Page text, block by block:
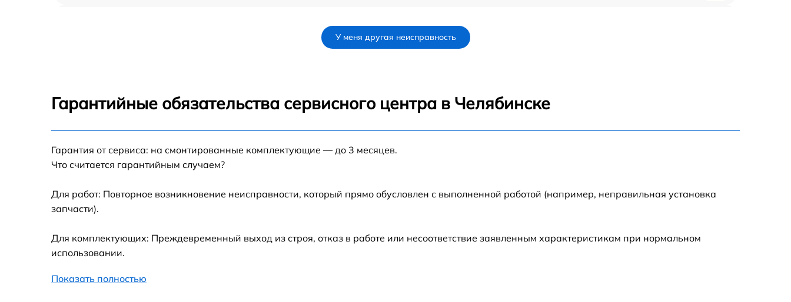
Замена сенсора Indesit THP 642 IX/I EE от 60 мин
У меня другая неисправность
Гарантийные обязательства сервисного центра в Челябинске
Гарантия от сервиса: на смонтированные комплектующие — до 3 месяцев.
Что считается гарантийным случаем?
Для работ: Повторное возникновение неисправности, который прямо обусловлен с выполненной работой (например, неправильная установка
запчасти).
Для комплектующих: Преждевременный выход из строя, отказ в работе или несоответствие заявленным характеристикам при нормальном
использовании.
Показать полностью